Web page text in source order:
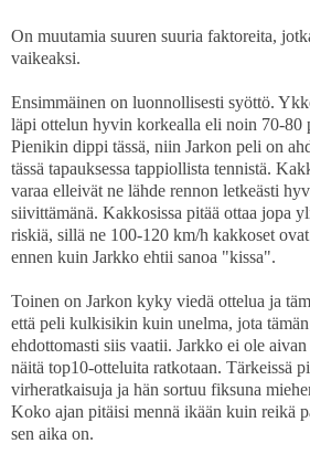
On muutamia suuren suuria faktoreita,
vaikeaksi.
Ensimmäinen on luonnollisesti syöttö.
läpi ottelun hyvin korkealla eli noin 70-80
Pienikin dippi tässä, niin Jarkon peli on
tässä tapauksessa tappiollista tennistä.
varaa elleivät ne lähde rennon letkeästi
siivittämänä. Kakkosissa pitää ottaa jopa
riskiä, sillä ne 100-120 km/h kakkoset ovat
ennen kuin Jarkko ehtii sanoa "kissa".
Toinen on Jarkon kyky viedä ottelua ja
että peli kulkisikin kuin unelma, jota
ehdottomasti siis vaatii. Jarkko ei ole
näitä top10-otteluita ratkotaan. Tärkeissä
virheratkaisuja ja hän sortuu fiksuna
Koko ajan pitäisi mennä ikään kuin reikä
sen aika on.